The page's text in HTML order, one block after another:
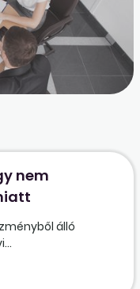
nem
álló